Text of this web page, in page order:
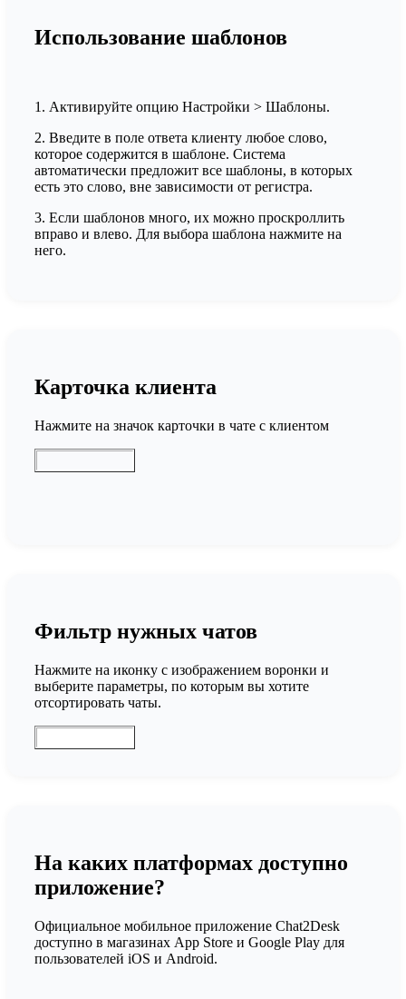
Использование шаблонов
1. Активируйте опцию Настройки > Шаблоны.
2. Введите в поле ответа клиенту любое слово,
которое содержится в шаблоне. Система
автоматически предложит все шаблоны, в которых
есть это слово, вне зависимости от регистра.
3. Если шаблонов много, их можно проскроллить
вправо и влево. Для выбора шаблона нажмите на
него.
Карточка клиента
Нажмите на значок карточки в чате с клиентом
Фильтр нужных чатов
Нажмите на иконку с изображением воронки и
выберите параметры, по которым вы хотите
отсортировать чаты.
На каких платформах доступно
приложение?
Официальное мобильное приложение Chat2Desk
доступно в магазинах App Store и Google Play для
пользователей iOS и Android.